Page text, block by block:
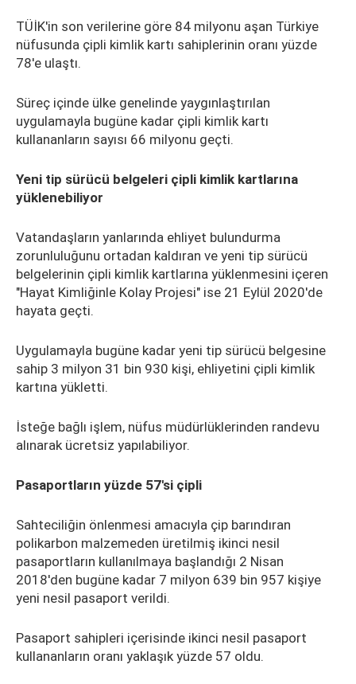
TÜİK'in son verilerine göre 84 milyonu aşan Türkiye
nüfusunda çipli kimlik kartı sahiplerinin oranı yüzde
78'e ulaştı.
Süreç içinde ülke genelinde yaygınlaştırılan
uygulamayla bugüne kadar çipli kimlik kartı
kullananların sayısı 66 milyonu geçti.
Yeni tip sürücü belgeleri çipli kimlik kartlarına
yüklenebiliyor
Vatandaşların yanlarında ehliyet bulundurma
zorunluluğunu ortadan kaldıran ve yeni tip sürücü
belgelerinin çipli kimlik kartlarına yüklenmesini içeren
"Hayat Kimliğinle Kolay Projesi" ise 21 Eylül 2020'de
hayata geçti.
Uygulamayla bugüne kadar yeni tip sürücü belgesine
sahip 3 milyon 31 bin 930 kişi, ehliyetini çipli kimlik
kartına yükletti.
İsteğe bağlı işlem, nüfus müdürlüklerinden randevu
alınarak ücretsiz yapılabiliyor.
Pasaportların yüzde 57'si çipli
Sahteciliğin önlenmesi amacıyla çip barındıran
polikarbon malzemeden üretilmiş ikinci nesil
pasaportların kullanılmaya başlandığı 2 Nisan
2018'den bugüne kadar 7 milyon 639 bin 957 kişiye
yeni nesil pasaport verildi.
Pasaport sahipleri içerisinde ikinci nesil pasaport
kullananların oranı yaklaşık yüzde 57 oldu.